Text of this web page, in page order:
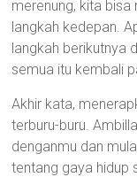
merenung, kita
langkah kedepan.
langkah berikutnya
semua itu kembali
Akhir kata,
terburu-buru.
denganmu dan
tentang gaya hidup